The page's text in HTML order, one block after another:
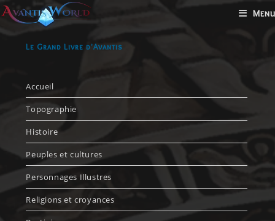
Menu
Le Grand Livre d'Avantis
Accueil
Topographie
Histoire
Peuples et cultures
Personnages Illustres
Religions et croyances